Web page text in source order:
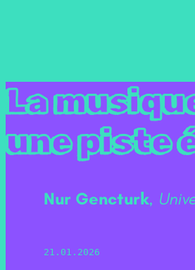
La
une piste
Nur Gencturk,
21.01.2026